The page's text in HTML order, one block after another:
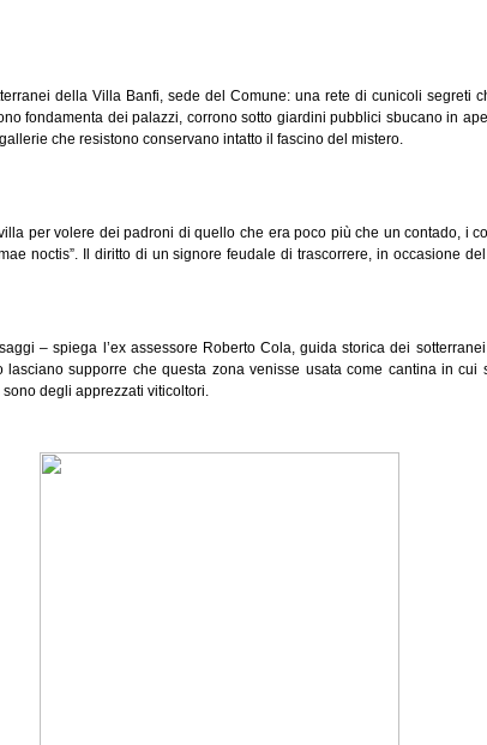
della Villa Banfi, sede del Comune: una rete di cunicoli segreti
fondamenta dei palazzi, corrono sotto giardini pubblici sbucano in
che resistono conservano intatto il fascino del mistero.
per volere dei padroni di quello che era poco più che un contado, i
noctis”. Il diritto di un signore feudale di trascorrere, in occasione
– spiega l’ex assessore Roberto Cola, guida storica dei
supporre che questa zona venisse usata come cantina in
degli apprezzati viticoltori.